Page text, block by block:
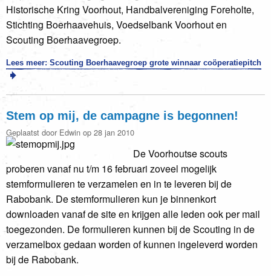
Historische Kring Voorhout, Handbalvereniging Foreholte,
Stichting Boerhaavehuis, Voedselbank Voorhout en
Scouting Boerhaavegroep.
Lees meer: Scouting Boerhaavegroep grote winnaar coöperatiepitch
Stem op mij, de campagne is begonnen!
Geplaatst door Edwin op 28 jan 2010
De Voorhoutse scouts
proberen vanaf nu t/m 16 februari zoveel mogelijk
stemformulieren te verzamelen en in te leveren bij de
Rabobank. De stemformulieren kun je binnenkort
downloaden vanaf de site en krijgen alle leden ook per mail
toegezonden. De formulieren kunnen bij de Scouting in de
verzamelbox gedaan worden of kunnen ingeleverd worden
bij de Rabobank.